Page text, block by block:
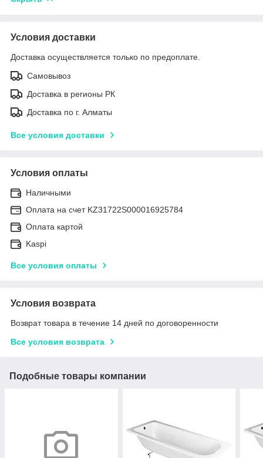
Условия доставки
Доставка осуществляется только по предоплате.
Самовывоз
Доставка в регионы РК
Доставка по г. Алматы
Все условия доставки
Условия оплаты
Наличными
Оплата на счет KZ31722S000016925784
Оплата картой
Kaspi
Все условия оплаты
Условия возврата
Возврат товара в течение 14 дней по договоренности
Все условия возврата
Подобные товары компании